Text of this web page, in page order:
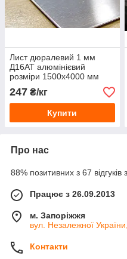
Лист дюралевий 1 мм
Д16АТ алюмінієвий
розміри 1500х4000 мм
247 ₴/кг
Купити
Про нас
88% позитивних з 67 відгуків
Працює з 26.09.2013
м. Запоріжжя
вул. Незалежної
Контакти